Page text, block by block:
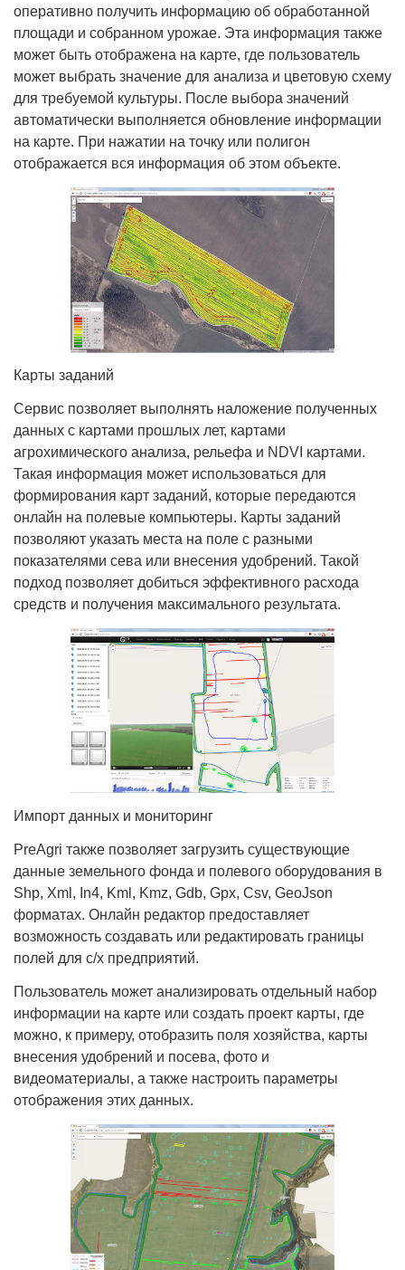
оперативно получить информацию об обработанной
площади и собранном урожае. Эта информация также
может быть отображена на карте, где пользователь
может выбрать значение для анализа и цветовую схему
для требуемой культуры. После выбора значений
автоматически выполняется обновление информации
на карте. При нажатии на точку или полигон
отображается вся информация об этом объекте.
Карты заданий
Сервис позволяет выполнять наложение полученных
данных с картами прошлых лет, картами
агрохимического анализа, рельефа и NDVI картами.
Такая информация может использоваться для
формирования карт заданий, которые передаются
онлайн на полевые компьютеры. Карты заданий
позволяют указать места на поле с разными
показателями сева или внесения удобрений. Такой
подход позволяет добиться эффективного расхода
средств и получения максимального результата.
Импорт данных и мониторинг
PreAgri также позволяет загрузить существующие
данные земельного фонда и полевого оборудования в
Shp, Xml, In4, Kml, Kmz, Gdb, Gpx, Csv, GeoJson
форматах. Онлайн редактор предоставляет
возможность создавать или редактировать границы
полей для с/х предприятий.
Пользователь может анализировать отдельный набор
информации на карте или создать проект карты, где
можно, к примеру, отобразить поля хозяйства, карты
внесения удобрений и посева, фото и
видеоматериалы, а также настроить параметры
отображения этих данных.